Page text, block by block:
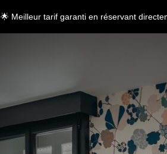
🌟 Meilleur tarif garanti en réservant